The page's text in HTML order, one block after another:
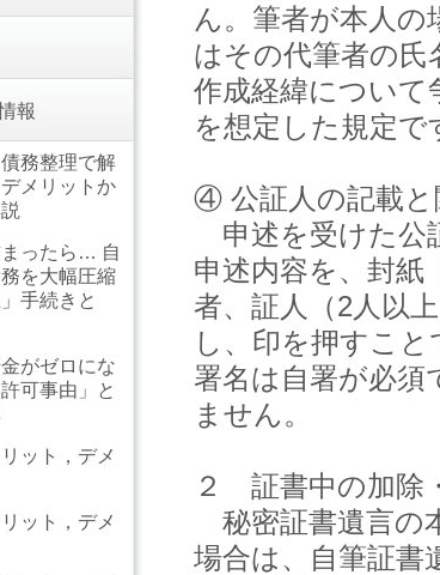
ん。筆者が本人の
はその代筆者の氏
作成経緯について
を想定した規定で
④ 公証人の記載と
申述を受けた公
申述内容を、封紙
者、証人（2人以
し、印を押すこ
署名は自署が必須
ません。
２ 証書中の加除
秘密証書遺言の
場合は、自筆証書
報
務整理で解
メリットか
ったら… 自
を大幅圧縮
手続きと
がゼロにな
可事由」と
ット，デメ
ット，デメ